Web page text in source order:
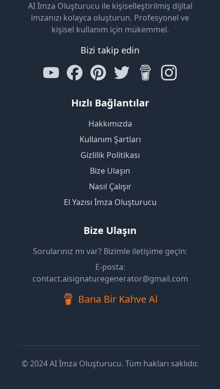
AI İmza Oluşturucu ile kişiselleştirilmiş dijital
imzanızı kolayca oluşturun. Profesyonel ve
kişisel kullanım için mükemmel.
Bizi takip edin
Hızlı Bağlantılar
Hakkımızda
Kullanım Şartları
Gizlilik Politikası
Bize Ulaşın
Nasıl Çalışır
El Yazısı İmza Oluşturucu
Bize Ulaşın
Sorularınız mı var? Bizimle iletişime geçin:
E-posta:
contact.aisignaturegenerator@gmail.com
Bana Bir Kahve Al
© 2024AI İmza Oluşturucu. Tüm hakları saklıdır.